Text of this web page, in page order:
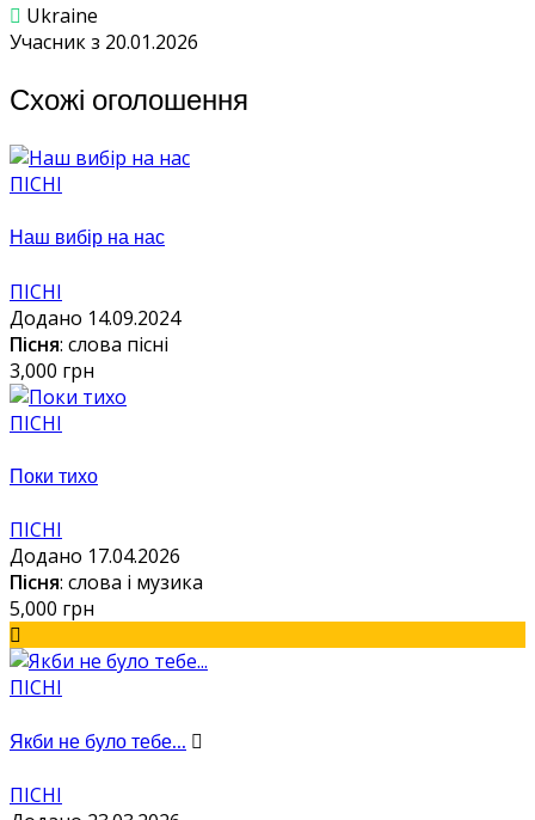
Ukraine
Учасник з 20.01.2026
Схожі оголошення
ПІСНІ
Наш вибір на нас
ПІСНІ
Додано 14.09.2024
Пісня: слова пісні
3,000 грн
ПІСНІ
Поки тихо
ПІСНІ
Додано 17.04.2026
Пісня: слова і музика
5,000 грн
ПІСНІ
Якби не було тебе...
ПІСНІ